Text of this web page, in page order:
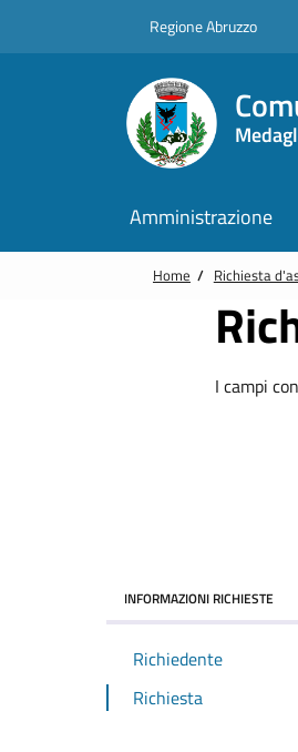
Regione Abruzzo
Amministrazione
Home / Richiesta
I campi
INFORMAZIONI RICHIESTE
Richiedente
Richiesta